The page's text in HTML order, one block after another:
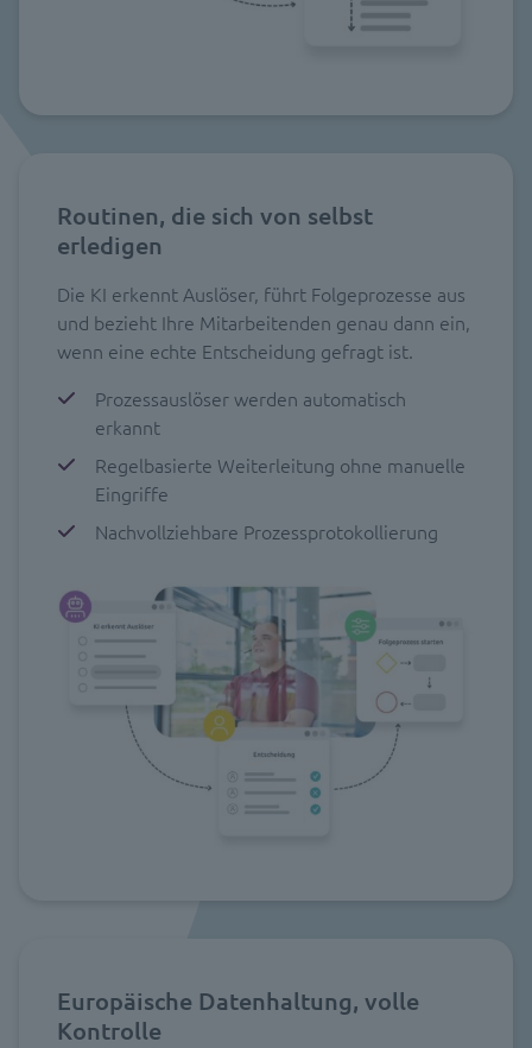
Routinen, die sich von selbst
erledigen
Die KI erkennt Auslöser, führt Folgeprozesse aus
und bezieht Ihre Mitarbeitenden genau dann ein,
wenn eine echte Entscheidung gefragt ist.
Prozessauslöser werden automatisch
erkannt
Regelbasierte Weiterleitung ohne manuelle
Eingriffe
Nachvollziehbare Prozessprotokollierung
Europäische Datenhaltung, volle
Kontrolle